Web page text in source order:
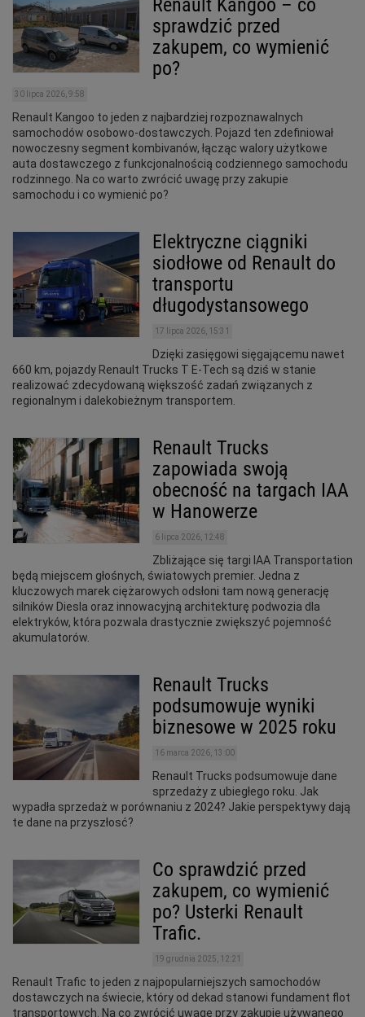
Renault Kangoo – co
sprawdzić przed
zakupem, co wymienić
po?
30 lipca 2026, 9:58
Renault Kangoo to jeden z najbardziej rozpoznawalnych
samochodów osobowo-dostawczych. Pojazd ten zdefiniował
nowoczesny segment kombivanów, łącząc walory użytkowe
auta dostawczego z funkcjonalnością codziennego samochodu
rodzinnego. Na co warto zwrócić uwagę przy zakupie
samochodu i co wymienić po?
Elektryczne ciągniki
siodłowe od Renault do
transportu
długodystansowego
17 lipca 2026, 15:31
Dzięki zasięgowi sięgającemu nawet
660 km, pojazdy Renault Trucks T E-Tech są dziś w stanie
realizować zdecydowaną większość zadań związanych z
regionalnym i dalekobieżnym transportem.
Renault Trucks
zapowiada swoją
obecność na targach IAA
w Hanowerze
6 lipca 2026, 12:48
Zbliżające się targi IAA Transportation
będą miejscem głośnych, światowych premier. Jedna z
kluczowych marek ciężarowych odsłoni tam nową generację
silników Diesla oraz innowacyjną architekturę podwozia dla
elektryków, która pozwala drastycznie zwiększyć pojemność
akumulatorów.
Renault Trucks
podsumowuje wyniki
biznesowe w 2025 roku
16 marca 2026, 13:00
Renault Trucks podsumowuje dane
sprzedaży z ubiegłego roku. Jak
wypadła sprzedaż w porównaniu z 2024? Jakie perspektywy dają
te dane na przyszłosć?
Co sprawdzić przed
zakupem, co wymienić
po? Usterki Renault
Trafic.
19 grudnia 2025, 12:21
Renault Trafic to jeden z najpopularniejszych samochodów
dostawczych na świecie, który od dekad stanowi fundament flot
transportowych. Na co zwrócić uwagę przy zakupie używanego